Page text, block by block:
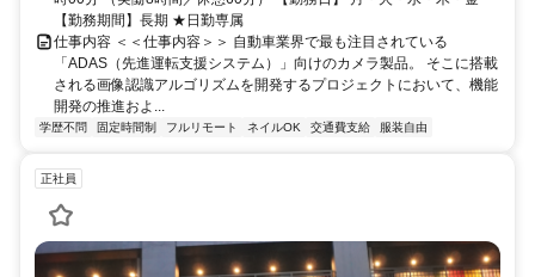
【勤務期間】長期 ★日勤専属
仕事内容 ＜＜仕事内容＞＞ 自動車業界で最も注目されている
「ADAS（先進運転支援システム）」向けのカメラ製品。 そこに搭載
される画像認識アルゴリズムを開発するプロジェクトにおいて、機能
開発の推進およ...
学歴不問 固定時間制 フルリモート ネイルOK 交通費支給 服装自由
正社員